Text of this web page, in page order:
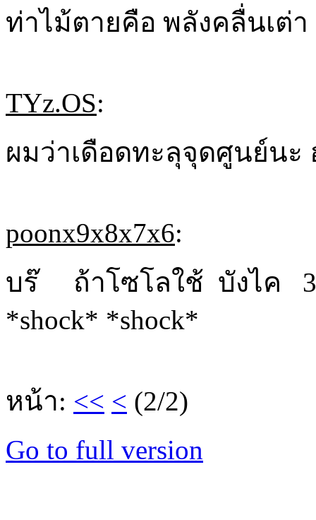
ท่าไม้ตายคือ พลังคลื่นเต่า
TYz.OS:
ผมว่าเดือดทะลุจุดศูนย์นะ
poonx9x8x7x6:
บร๊ ถ้าโซโลใช้ บังไค 3
*shock* *shock*
หน้า: << < (2/2)
Go to full version